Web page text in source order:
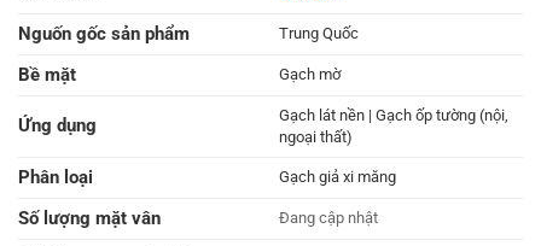
Nguốn gốc sản phẩm Trung Quốc
Bề mặt Gạch mờ
Ứng dụng
Gạch lát nền | Gạch ốp tường (nội,
ngoại thất)
Phân loại Gạch giả xi măng
Số lượng mặt vân Đang cập nhật